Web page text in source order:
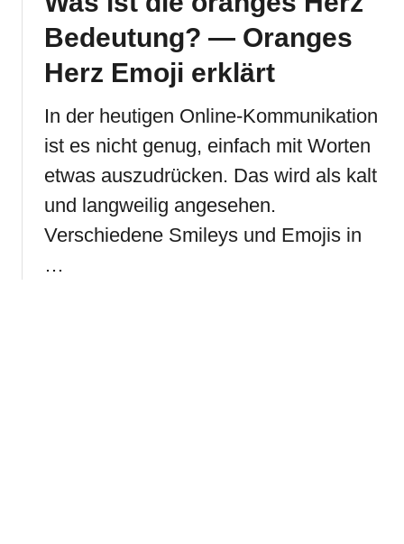
Bedeutung? — Oranges
Herz Emoji erklärt
In der heutigen Online-Kommunikation
ist es nicht genug, einfach mit Worten
etwas auszudrücken. Das wird als kalt
und langweilig angesehen.
Verschiedene Smileys und Emojis in
…